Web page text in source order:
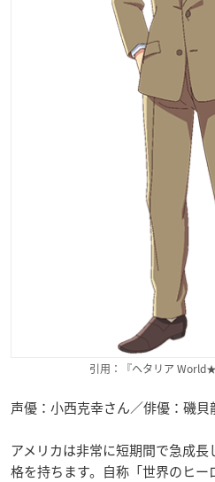
引用：『ヘタリア
声優：小西克幸さん／俳優：磯貝
アメリカは非常に短期間で急成
格を持ちます。自称「世界のヒー